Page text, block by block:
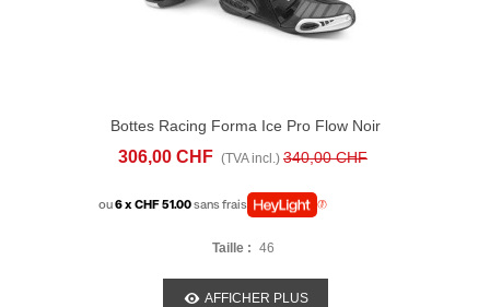
Bottes Racing Forma Ice Pro Flow Noir
306,00 CHF (TVA incl.) 340,00 CHF
ou6 x CHF 51.00sans frais
Taille : 46
AFFICHER PLUS